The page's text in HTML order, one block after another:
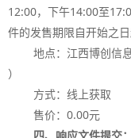
12:00，下午14:00至
件的发售期限自开始之
地点：江西博创信
）
方式：线上获取
售价： 0.00元